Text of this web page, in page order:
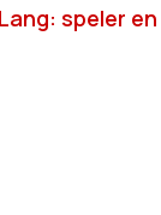
speler